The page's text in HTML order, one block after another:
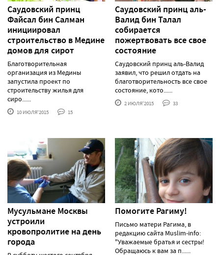
Саудовский принц
Файсал бин Салман
инициировал
строительство в Медине
домов для сирот
Благотворительная
организация из Медины
запустила проект по
строительству жилья для
сиро......
10 ИЮЛЯ'2015 15
Саудовский принц аль-
Валид бин Талал
собирается
пожертвовать все свое
состояние
Саудовский принц аль-Валид
заявил, что решил отдать на
благотворительность все свое
состояние, кото......
2 ИЮЛЯ'2015 33
Мусульмане Москвы
устроили
кровопролитие на день
города
Помогите Рагиму!
Письмо матери Рагима, в
редакцию сайта Muslim-info:
"Уважаемые братья и сестры!
Обращаюсь к вам за п......